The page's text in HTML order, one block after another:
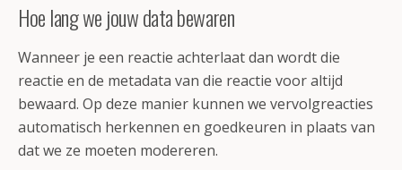
Hoe lang we jouw data bewaren
Wanneer je een reactie achterlaat dan wordt die
reactie en de metadata van die reactie voor altijd
bewaard. Op deze manier kunnen we vervolgreacties
automatisch herkennen en goedkeuren in plaats van
dat we ze moeten modereren.